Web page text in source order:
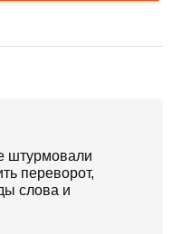
штурмовали
переворот,
слова и